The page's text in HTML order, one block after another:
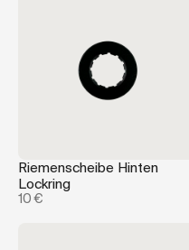
Riemenscheibe Hinten
Lockring
10 €